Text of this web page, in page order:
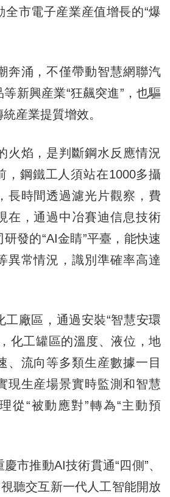
全市電子産業産值增長的“爆
涌，不僅帶動智慧網聯汽
新興産業“狂飆突進”，也驅
産業提質增效。
焰，是判斷鋼水反應情況
，鋼鐵工人須站在1000多攝
長時間透過濾光片觀察，費
在，通過中冶賽迪信息技術
研發的“AI金睛”平臺，能快速
異常情況，識別準確率高達
廠區，通過安裝“智慧安環
化工罐區的溫度、液位，地
、流向等多類生産數據一目
現生産場景實時監測和智慧
從“被動應對”轉為“主動預
推動AI技術貫通“四側”、
聽交互新一代人工智能開放